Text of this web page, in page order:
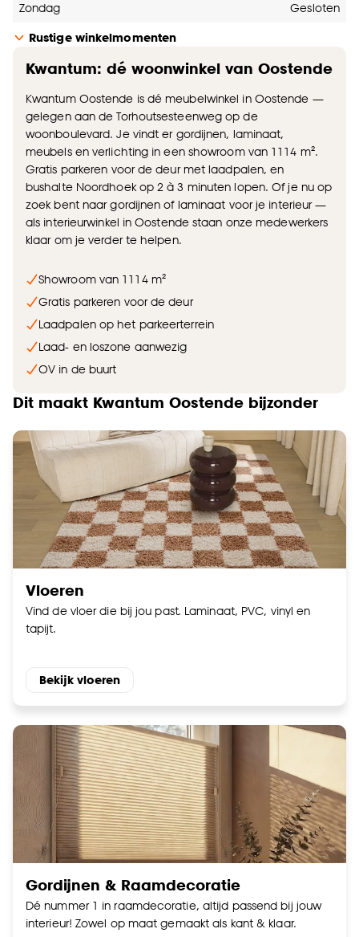
Zondag Gesloten
Rustige winkelmomenten
Kwantum: dé woonwinkel van Oostende
Kwantum Oostende is dé meubelwinkel in Oostende —
gelegen aan de Torhoutsesteenweg op de
woonboulevard. Je vindt er gordijnen, laminaat,
meubels en verlichting in een showroom van 1114 m².
Gratis parkeren voor de deur met laadpalen, en
bushalte Noordhoek op 2 à 3 minuten lopen. Of je nu op
zoek bent naar gordijnen of laminaat voor je interieur —
als interieurwinkel in Oostende staan onze medewerkers
klaar om je verder te helpen.
Showroom van 1114 m²
Gratis parkeren voor de deur
Laadpalen op het parkeerterrein
Laad- en loszone aanwezig
OV in de buurt
Dit maakt Kwantum Oostende bijzonder
Vloeren
Vind de vloer die bij jou past. Laminaat, PVC, vinyl en
tapijt.
Bekijk vloeren
Gordijnen & Raamdecoratie
Dé nummer 1 in raamdecoratie, altijd passend bij jouw
interieur! Zowel op maat gemaakt als kant & klaar.